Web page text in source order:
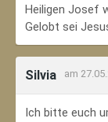
Heiligen Josef
Gelobt sei
Silvia am
Ich bitte euch